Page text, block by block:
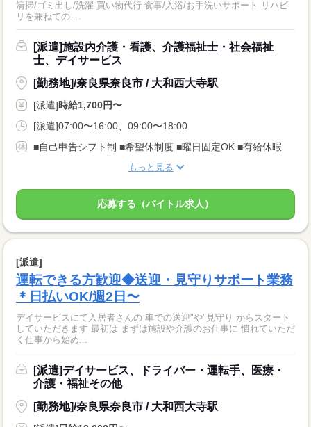
清掃/ゴミ出し/洗濯 買い物代行 食事/入浴/お手洗いサポート リハビ
リを兼ねての ...
[派遣]施設内介護・看護、介護福祉士・社会福祉
士、デイサービス
[勤務地]/奈良県奈良市 / 大和西大寺駅
[派遣]時給1,700円〜
[派遣]07:00〜16:00、09:00〜18:00
■自己申告シフト制 ■希望休制度 ■曜日固定OK ■有給休暇
もっと見る
応募する（バイトル求人）
[派遣]
運転できる方歓迎◆送迎・見守りサポート業務
＊日払いOK/週2日〜
デイサービスにて入居者さんの 車での送迎"や"見守り からスタート
していただきます 最初は まずは施設や介護のお仕事に 慣れていただ
く仕事から始め...
[派遣]デイサービス、ドライバー・運転手、医療・
介護・福祉その他
[勤務地]/奈良県奈良市 / 大和西大寺駅